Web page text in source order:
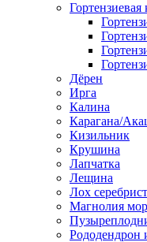
Гортензиевая
Дёрен
Ирга
Калина
Карагана/
Кизильник
Крушина
Лапчатка
Лещина
Лох
Магнолия
Рододендрон